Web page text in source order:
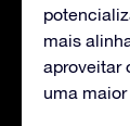
mais
aproveitar
uma